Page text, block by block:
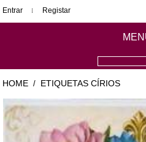
Entrar Registar
HOME / ETIQUETAS CÍRIOS